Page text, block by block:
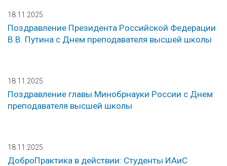
18.11.2025
Поздравление Президента Российской Федерации
В.В. Путина с Днем преподавателя высшей школы
18.11.2025
Поздравление главы Минобрнауки России с Днем
преподавателя высшей школы
18.11.2025
ДоброПрактика в действии: Студенты ИАиС